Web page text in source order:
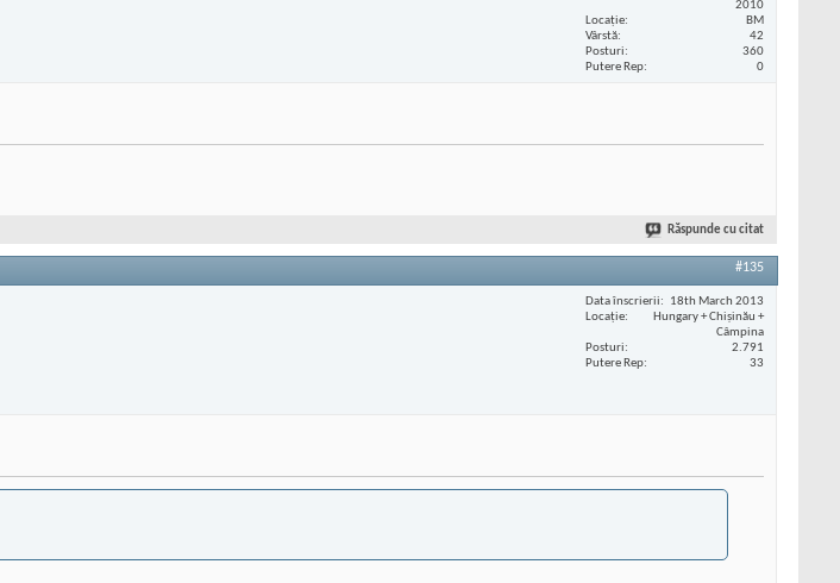
2010
Locaţie
BM
Vârstă
42
Posturi
360
Putere Rep
0
Răspunde cu citat
#135
Data înscrierii
18th March 2013
Locaţie
Hungary + Chișinău +
Câmpina
Posturi
2.791
Putere Rep
33